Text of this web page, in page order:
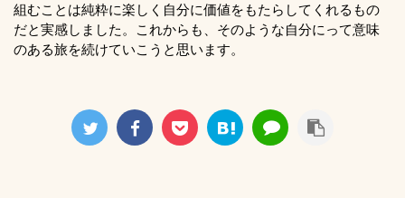
組むことは純粋に楽しく自分に価値をもたらしてくれるもの
だと実感しました。これからも、そのような自分にって意味
のある旅を続けていこうと思います。